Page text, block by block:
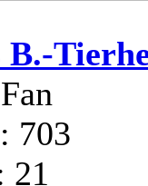
B.-
703
21